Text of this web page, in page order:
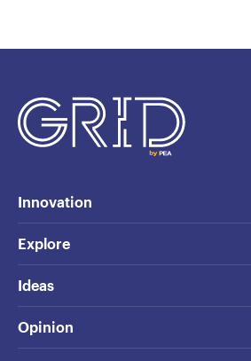
Innovation
Explore
Ideas
Opinion